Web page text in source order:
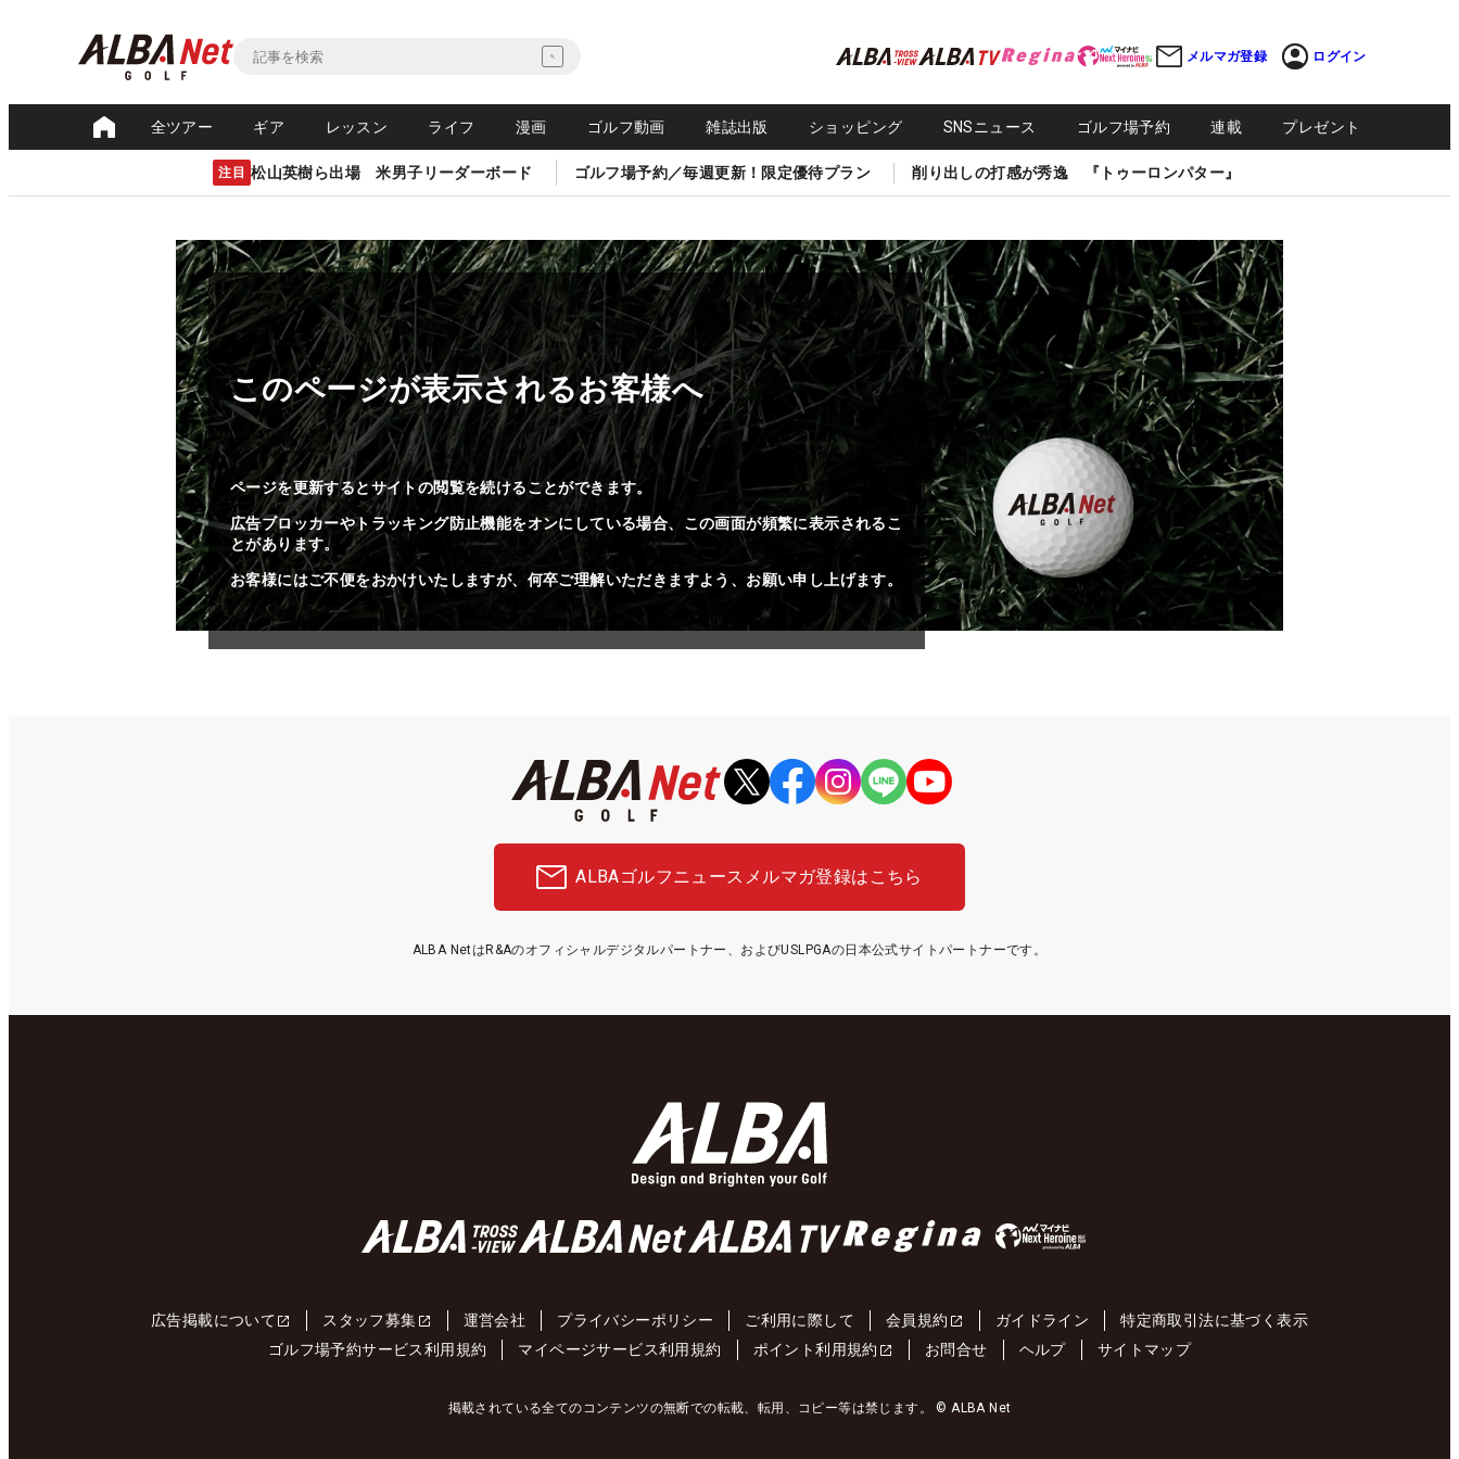
メルマガ登録 ログイン
全ツアー ギア レッスン ライフ 漫画 ゴルフ動画 雑誌出版 ショッピング SNSニュース ゴルフ場予約 連載 プレゼント
注目 松山英樹ら出場 米男子リーダーボード ゴルフ場予約／毎週更新！限定優待プラン 削り出しの打感が秀逸 『トゥーロンパター』
このページが表示されるお客様へ
ページを更新するとサイトの閲覧を続けることができます。
広告ブロッカーやトラッキング防止機能をオンにしている場合、この画面が頻繁に表示されるこ
とがあります。
お客様にはご不便をおかけいたしますが、何卒ご理解いただきますよう、お願い申し上げます。
ALBAゴルフニュース メルマガ登録はこちら
ALBA NetはR&Aのオフィシャルデジタルパートナー、およびUSLPGAの日本公式サイトパートナーです。
広告掲載について スタッフ募集 運営会社 プライバシーポリシー ご利用に際して 会員規約 ガイドライン
特定商取引法に基づく表示
ゴルフ場予約サービス利用規約
マイページサービス利用規約 ポイント利用規約 お問合せ ヘルプ サイトマップ
掲載されている全てのコンテンツの無断での転載、転用、コピー等は禁じます。 © ALBA Net